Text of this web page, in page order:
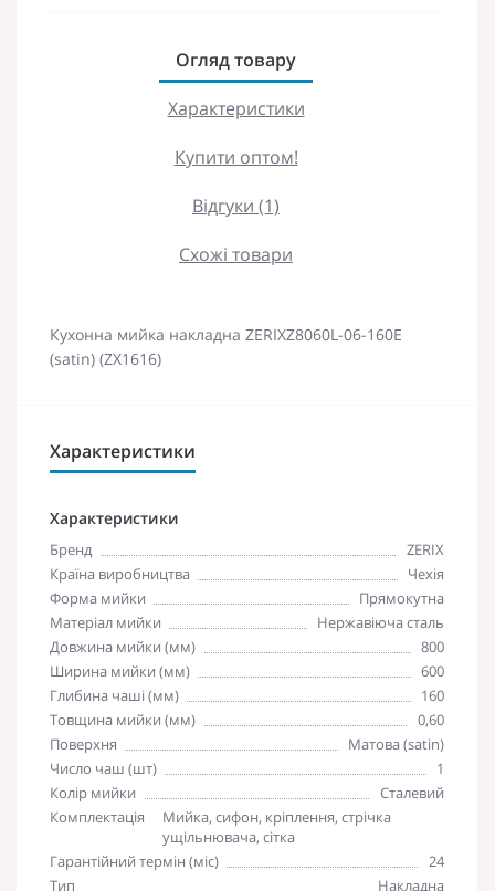
Огляд товару
Характеристики
Купити оптом!
Відгуки (1)
Схожі товари
Кухонна мийка накладна ZERIXZ8060L-06-160E
(satin) (ZX1616)
Характеристики
Характеристики
Бренд
ZERIX
Країна виробництва
Чехія
Форма мийки
Прямокутна
Матеріал мийки
Нержавіюча сталь
Довжина мийки (мм)
800
Ширина мийки (мм)
600
Глибина чаші (мм)
160
Товщина мийки (мм)
0,60
Поверхня
Матова (satin)
Число чаш (шт)
1
Колір мийки
Сталевий
Комплектація
Мийка, сифон, кріплення, стрічка
ущільнювача, сітка
Гарантійний термін (міс)
24
Тип
Накладна